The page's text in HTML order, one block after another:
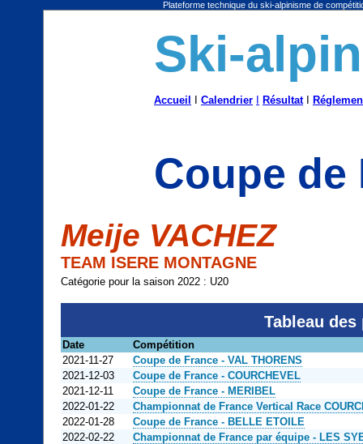
Plateforme technique du ski-alpinisme de
Ski-
Accueil Calendrier RésultatI
Coupe de
Meije VACHEZ
TEAM ISERE MONTAGNE
Catégorie pour la saison 2022 : U20
Tableau
Date
Compétition
2021-11-27
Coupe de France - VAL THORENS
2021-12-03
Coupe de France - COURCHEVEL
2021-12-11
Coupe de France - MERIBEL
2022-01-22
Championnat de France Vertical Race
2022-01-28
Coupe de France - BELLE ETOILE
2022-02-22
Championnat de France par équipe - LES